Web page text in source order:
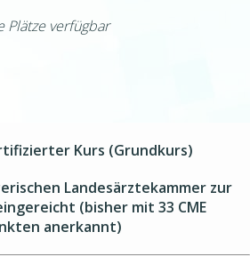
Plätze verfügbar
Kurs (Grundkurs)
Landesärztekammer zur
(bisher mit 33 CME
anerkannt)